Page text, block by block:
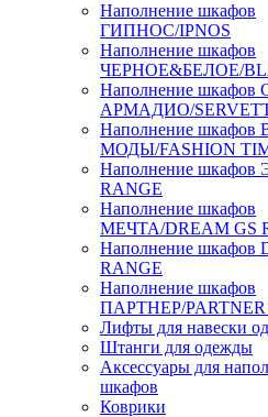
Наполнение шкафов
ГИПНОС/IPNOS
Наполнение шкафов
ЧЕРНОЕ&БЕЛОЕ/
Наполнение
АРМАДИО/
Наполнение
МОДЫ/FASHION
Наполнение шкафов
RANGE
Наполнение шкафов
МЕЧТА/DREAM GS
Наполнение шкафов
RANGE
Наполнение шкафов
ПАРТНЕР/PARTNER
Лифты для навески
Штанги для одежды
Аксессуары для
шкафов
Коврики